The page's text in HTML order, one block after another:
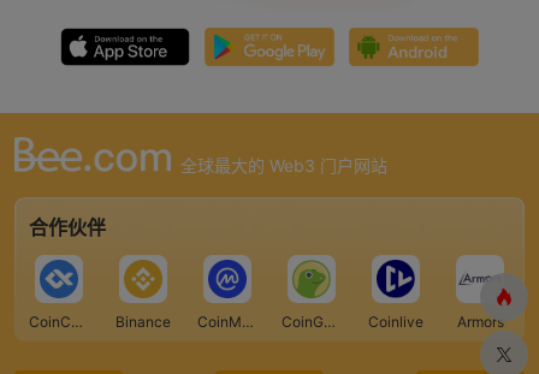
全球最大的 Web3 门户网站
合作伙伴
CoinCarp Binance CoinMarketCap CoinGecko Coinlive Armors